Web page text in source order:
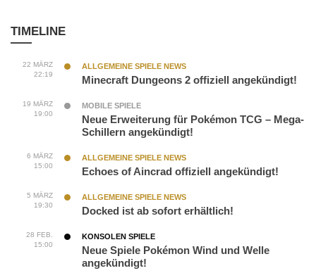
TIMELINE
22 MÄRZ
22:19
ALLGEMEINE SPIELE NEWS
Minecraft Dungeons 2 offiziell angekündigt!
19 MÄRZ
19:00
MOBILE SPIELE
Neue Erweiterung für Pokémon TCG – Mega-
Schillern angekündigt!
6 MÄRZ
15:00
ALLGEMEINE SPIELE NEWS
Echoes of Aincrad offiziell angekündigt!
5 MÄRZ
19:30
ALLGEMEINE SPIELE NEWS
Docked ist ab sofort erhältlich!
28 FEB.
15:00
KONSOLEN SPIELE
Neue Spiele Pokémon Wind und Welle
angekündigt!